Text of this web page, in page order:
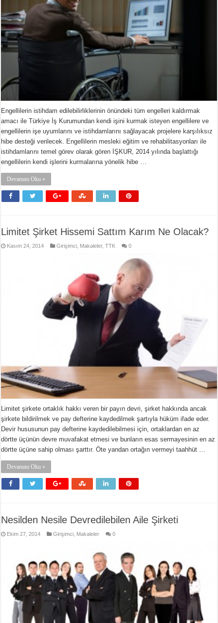
Engellilerin istihdam edilebilirliklerinin önündeki tüm engelleri kaldırmak
amacı ile Türkiye İş Kurumundan kendi işini kurmak isteyen engellilere ve
engellilerin işe uyumlarını ve istihdamlarını sağlayacak projelere karşılıksız
hibe desteği verilecek. Engellilerin mesleki eğitim ve rehabilitasyonları ile
istihdamlarını temel görev olarak gören İŞKUR, 2014 yılında başlattığı
engellilerin kendi işlerini kurmalarına yönelik hibe …
Devamını Oku »
Limitet Şirket Hissemi Sattım Karım Ne Olacak?
Kasım 24, 2014 Girişimci Makaleler,TTK 0
Limitet şirkete ortaklık hakkı veren bir payın devri, şirket hakkında ancak
şirkete bildirilmek ve pay defterine kaydedilmek şartıyla hüküm ifade eder.
Devir hususunun pay defterine kaydedilebilmesi için, ortaklardan en az
dörtte üçünün devre muvafakat etmesi ve bunların esas sermayesinin en az
dörtte üçüne sahip olması şarttır. Öte yandan ortağın vermeyi taahhüt …
Devamını Oku »
Nesilden Nesile Devredilebilen Aile Şirketi
Ekim 27, 2014 Girişimci Makaleler 0